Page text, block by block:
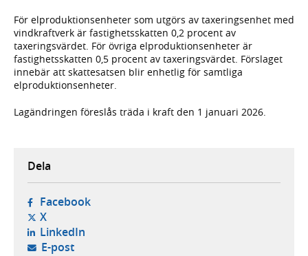
För elproduktionsenheter som utgörs av taxeringsenhet med
vindkraftverk är fastighetsskatten 0,2 procent av
taxeringsvärdet. För övriga elproduktionsenheter är
fastighetsskatten 0,5 procent av taxeringsvärdet. Förslaget
innebär att skattesatsen blir enhetlig för samtliga
elproduktionsenheter.
Lagändringen föreslås träda i kraft den 1 januari 2026.
Dela
Facebook- öppnas i ny flik, extern webbplats,
X- öppnas i ny flik, extern webbplats,
LinkedIn- öppnas i ny flik, extern webbplats,
E-post- öppnar din e-postklient,